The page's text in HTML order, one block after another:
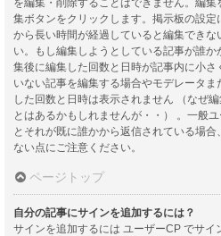
集ボタンをクリックします。掲示板の設
から長い時間が経過していると編集できな
い。もし編集しようとしている記事が誰
集後に編集した回数と日時が記事内に小
いない記事を編集する場合やモデレータ
した回数と日時は表示されません （なぜ
とはあるかもしれませんが・・） 。一般
とそれが既に誰かから返信されている場
ない点にご注意ください。
ページトップ
自分の記事にサインを追加するには？
サインを追加するには ユーザーCP でサイ